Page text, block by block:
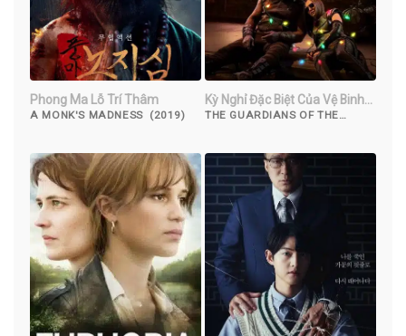
Phong Ma Lỗ Trí Thâm
A MONK'S MADNESS (2019)
Kỳ Nghỉ Đặc Biệt Của Vệ Binh
Dải Ngân Hà
THE GUARDIANS OF THE